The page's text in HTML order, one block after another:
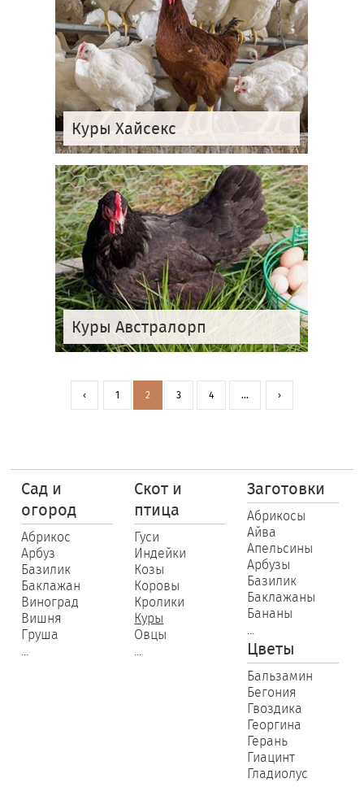
Куры Хайсекс
Куры Австралорп
‹ 1 2 3 4 ... ›
Сад и
огород
Абрикос
Арбуз
Базилик
Баклажан
Виноград
Вишня
Груша
...
Скот и
птица
Гуси
Индейки
Козы
Коровы
Кролики
Куры
Овцы
...
Заготовки
Абрикосы
Айва
Апельсины
Арбузы
Базилик
Баклажаны
Бананы
...
Цветы
Бальзамин
Бегония
Гвоздика
Георгина
Герань
Гиацинт
Гладиолус